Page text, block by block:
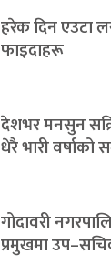
हरेक दिन एउटा
फाइदाहरू
देशभर मनसुन
धेरै भारी वर्षाको
गोदावरी
प्रमुखमा